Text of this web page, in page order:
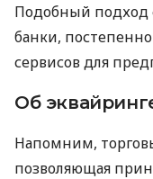
Подобный подход
банки,
сервисов для
Об
Напомним,
позволяющая